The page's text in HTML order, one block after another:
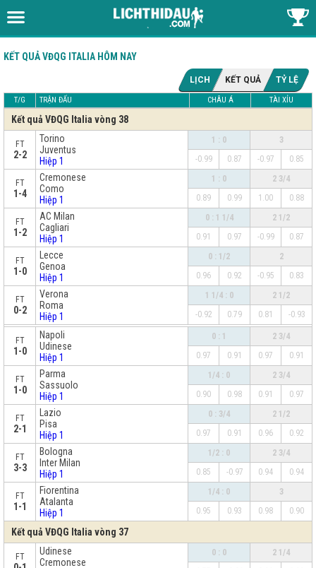
KẾT QUẢ VĐQG ITALIA HÔM NAY
LỊCH KẾT QUẢ TỶ LỆ
T/G TRẬN ĐẤU CHÂU Á TÀI XỈU
Kết quả VĐQG Italia vòng 38
FT
2-2
Torino
Juventus
Hiệp 1
1 : 0
3
-0.99
0.87 -0.97 0.85
FT
1-4
Cremonese
Como
Hiệp 1
1 : 0
2 3/4
0.89
0.99 1.00 0.88
FT
1-2
AC Milan
Cagliari
Hiệp 1
0 : 1 1/4
2 1/2
0.91
0.97 -0.99 0.87
FT
1-0
Lecce
Genoa
Hiệp 1
0 : 1/2
2
0.96
0.92 -0.95 0.83
FT
0-2
Verona
Roma
Hiệp 1
1 1/4 : 0
2 1/2
-0.92
0.79 0.81 -0.93
x
FT
1-0
Napoli
Udinese
Hiệp 1
0 : 1
2 3/4
0.97
0.91 0.97 0.91
FT
1-0
Parma
Sassuolo
Hiệp 1
1/4 : 0
2 3/4
0.90
0.98 0.91 0.97
FT
2-1
Lazio
Pisa
Hiệp 1
0 : 3/4
2 1/2
0.97
0.91 0.96 0.92
FT
3-3
Bologna
Inter Milan
Hiệp 1
1/2 : 0
2 3/4
0.85
-0.97 0.94 0.94
FT
1-1
Fiorentina
Atalanta
Hiệp 1
1/4 : 0
3
0.95
0.93 0.98 0.90
Kết quả VĐQG Italia vòng 37
FT
Udinese
Cremonese
0 : 0
2 1/4